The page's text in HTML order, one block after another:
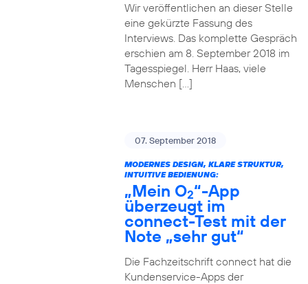
Wir veröffentlichen an dieser Stelle
eine gekürzte Fassung des
Interviews. Das komplette Gespräch
erschien am 8. September 2018 im
Tagesspiegel. Herr Haas, viele
Menschen […]
07. September 2018
MODERNES DESIGN, KLARE STRUKTUR,
INTUITIVE BEDIENUNG:
„Mein O2“-App
überzeugt im
connect-Test mit der
Note „sehr gut“
Die Fachzeitschrift connect hat die
Kundenservice-Apps der